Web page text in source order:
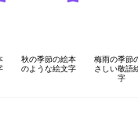
秋の季節の絵本
のような絵文字
梅雨の季節
さしい敬語
字